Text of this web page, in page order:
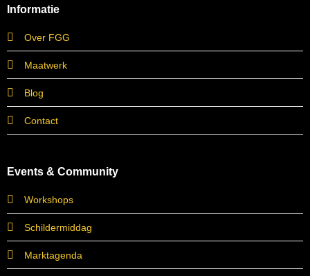
Informatie
Over FGG
Maatwerk
Blog
Contact
Events & Community
Workshops
Schildermiddag
Marktagenda